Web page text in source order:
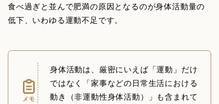
食べ過ぎと並んで肥満の原因となるのが身体活動量の
低下、いわゆる運動不足です。
メモ
身体活動は、厳密にいえば「運動」だけ
ではなく「家事などの日常生活における
動き（非運動性身体活動）」も含まれて